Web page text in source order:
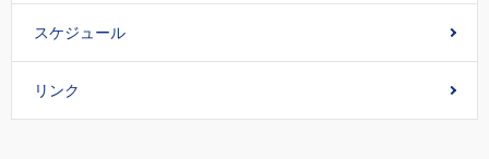
スケジュール
リンク